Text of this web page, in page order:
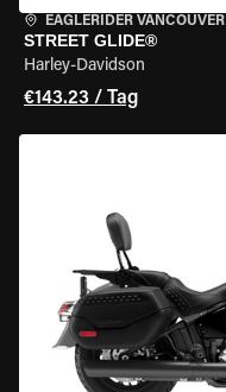
EAGLERIDER VANCOUVER
STREET GLIDE®
Harley-Davidson
€143.23 / Tag